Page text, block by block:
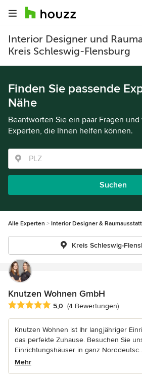
Interior Designer und
Kreis Schleswig-Flensburg
Finden Sie passende
Nähe
Beantworten Sie ein paar Fragen
Experten, die Ihnen helfen können.
Suchen
Alle Experten Interior Designer &
Kreis Schleswig-
Knutzen Wohnen GmbH
Durchschnittliche Bewertung: 5 von 5
5,0 (4 Bewertungen)
Knutzen Wohnen ist Ihr langjähriger
das perfekte Zuhause. Besuchen Sie
Einrichtungshäuser in ganz
Mehr